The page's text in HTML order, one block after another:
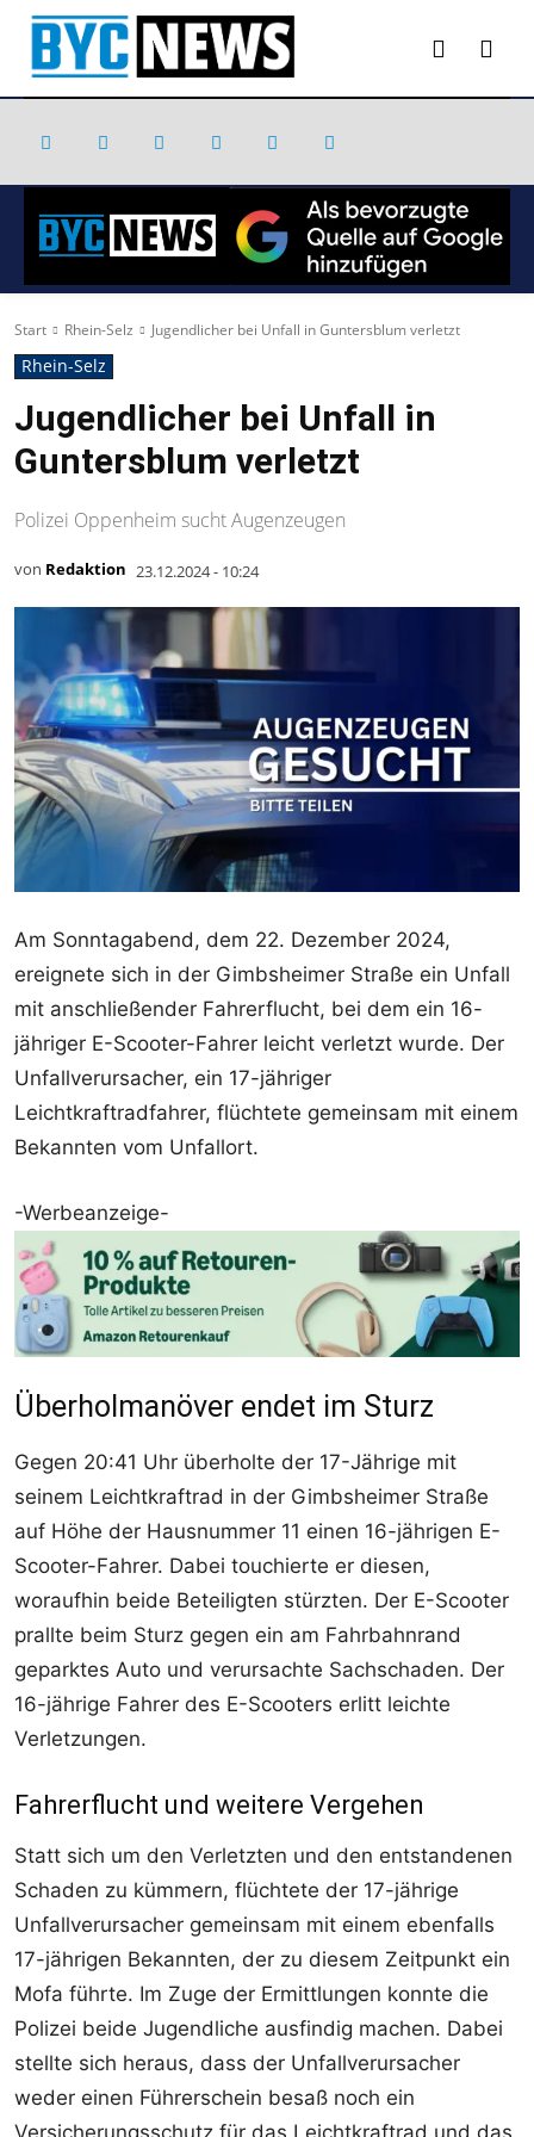
Start Rhein-Selz Jugendlicher bei Unfall in Guntersblum verletzt
Rhein-Selz
Jugendlicher bei Unfall in
Guntersblum verletzt
Polizei Oppenheim sucht Augenzeugen
von Redaktion 23.12.2024 - 10:24
Am Sonntagabend, dem 22. Dezember 2024,
ereignete sich in der Gimbsheimer Straße ein Unfall
mit anschließender Fahrerflucht, bei dem ein 16-
jähriger E-Scooter-Fahrer leicht verletzt wurde. Der
Unfallverursacher, ein 17-jähriger
Leichtkraftradfahrer, flüchtete gemeinsam mit einem
Bekannten vom Unfallort.
-Werbeanzeige-
Überholmanöver endet im Sturz
Gegen 20:41 Uhr überholte der 17-Jährige mit
seinem Leichtkraftrad in der Gimbsheimer Straße
auf Höhe der Hausnummer 11 einen 16-jährigen E-
Scooter-Fahrer. Dabei touchierte er diesen,
woraufhin beide Beteiligten stürzten. Der E-Scooter
prallte beim Sturz gegen ein am Fahrbahnrand
geparktes Auto und verursachte Sachschaden. Der
16-jährige Fahrer des E-Scooters erlitt leichte
Verletzungen.
Fahrerflucht und weitere Vergehen
Statt sich um den Verletzten und den entstandenen
Schaden zu kümmern, flüchtete der 17-jährige
Unfallverursacher gemeinsam mit einem ebenfalls
17-jährigen Bekannten, der zu diesem Zeitpunkt ein
Mofa führte. Im Zuge der Ermittlungen konnte die
Polizei beide Jugendliche ausfindig machen. Dabei
stellte sich heraus, dass der Unfallverursacher
weder einen Führerschein besaß noch ein
Versicherungsschutz für das Leichtkraftrad und das